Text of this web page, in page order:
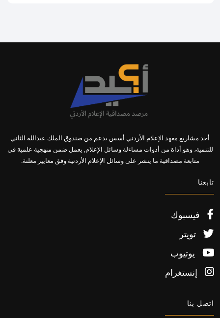
أحد مشاريع معهد الإعلام الأردني أسس بدعم من صندوق الملك عبدالله الثاني
للتنمية، وهو أداة من أدوات مساءلة وسائل الإعلام, يعمل ضمن منهجية علمية في
متابعة مصداقية ما ينشر على وسائل الإعلام الأردنية وفق معايير معلنة.
تابعنا
فيسبوك
تويتر
يوتيوب
إنستغرام
اتصل بنا